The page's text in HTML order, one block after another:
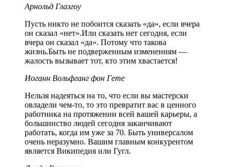
Арнольд Глазгоу
Пусть никто не побоится сказать «да», если вчера
он сказал «нет».Или сказать нет сегодня, если
вчера он сказал «да». Потому что такова
жизнь.Быть не подверженным изменениям —
жалость вызывает тот, кто этим хвастается!
Иоганн Вольфганг фон Гете
Нельзя надеяться на то, что если вы мастерски
овладели чем-то, то это превратит вас в ценного
работника на протяжении всей вашей карьеры, а
большинство людей сегодня заканчивают
работать, когда им уже за 70. Быть универсалом
очень неразумно. Вашим главным конкурентом
является Википедия или Гугл.